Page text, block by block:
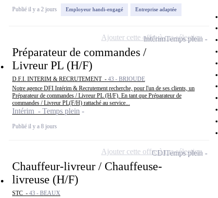
Publié il y a 2 jours Employeur handi-engagé Entreprise adaptée
Préparateur de commandes /
Livreur PL (H/F)
D.F.I. INTERIM & RECRUTEMENT - 43 - BRIOUDE
Notre agence DFI Intérim & Recrutement recherche, pour l'un de ses clients, un
Préparateur de commandes / Livreur PL (H/F). En tant que Préparateur de
commandes / Livreur PL(F/H) rattaché au service...
Intérim - Temps plein
Publié il y a 8 jours
IntérimTemps plein
Ajouter cette offre à ma sélection
Chauffeur-livreur / Chauffeuse-
livreuse (H/F)
STC - 43 - BEAUX
CDITemps plein
Ajouter cette offre à ma sélection